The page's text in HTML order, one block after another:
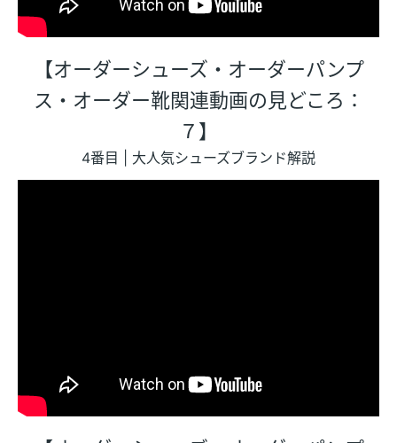
【オーダーシューズ・オーダーパンプ
ス・オーダー靴関連動画の見どころ：
７】
4番目 | 大人気シューズブランド解説